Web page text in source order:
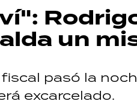
un
fiscal pasó la
excarcelado.